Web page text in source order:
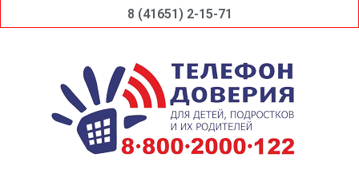
8 (41651) 2-15-71